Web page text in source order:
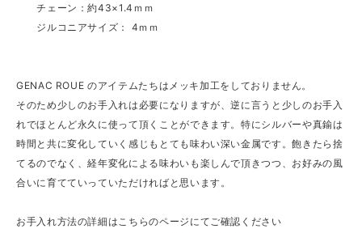
チェーン：約43×1.4ｍｍ
ジルコニアサイズ： 4ｍｍ
GENAC ROUE のアイテムたちはメッキ加工をしておりません。
そのため少しのお手入れは必要になりますが、逆に言うと少しのお手入
れでほとんど永久に使って頂くことができます。特にシルバーや真鍮は
時間と共に変化していく感じもとても味わい深い金属です。飽きたら捨
てるのでなく、経年変化による味わいも楽しんで頂きつつ、お好みの風
合いに育てていっていただければと思います。
お手入れ方法の詳細はこちらのページにてご確認ください